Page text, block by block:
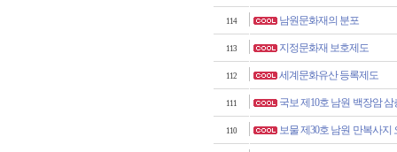
114 남원문화재의 분포
113 지정문화재 보호제도
112 세계문화유산 등록제도
111 국보 제10호 남원 백장암 삼
110 보물 제30호 남원 만복사지